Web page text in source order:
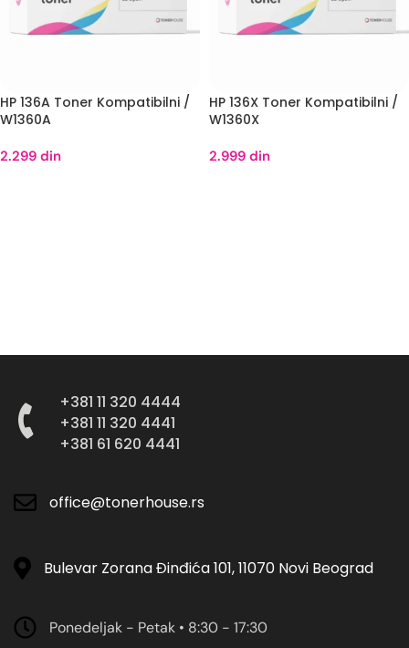
HP 136A Toner Kompatibilni /
W1360A
2.299 din
HP 136X Toner Kompatibilni /
W1360X
2.999 din
+381 11 320 4444
+381 11 320 4441
+381 61 620 4441
office@tonerhouse.rs
Bulevar Zorana Đinđića 101, 11070 Novi Beograd
Ponedeljak - Petak • 8:30 - 17:30